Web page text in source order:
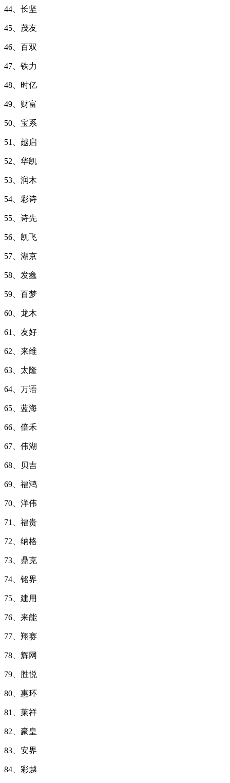
44、长坚
45、茂友
46、百双
47、铁力
48、时亿
49、财富
50、宝系
51、越启
52、华凯
53、润木
54、彩诗
55、诗先
56、凯飞
57、湖京
58、发鑫
59、百梦
60、龙木
61、友好
62、来维
63、太隆
64、万语
65、蓝海
66、倍禾
67、伟湖
68、贝吉
69、福鸿
70、洋伟
71、福贵
72、纳格
73、鼎克
74、铭界
75、建用
76、来能
77、翔赛
78、辉网
79、胜悦
80、惠环
81、莱祥
82、豪皇
83、安界
84、彩越